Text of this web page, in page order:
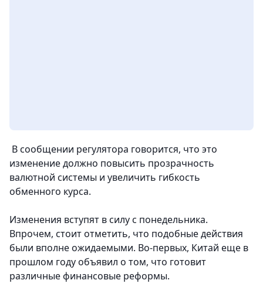
В сообщении регулятора говорится, что это
изменение должно повысить прозрачность
валютной системы и увеличить гибкость
обменного курса.
Изменения вступят в силу с понедельника.
Впрочем, стоит отметить, что подобные действия
были вполне ожидаемыми. Во-первых, Китай еще в
прошлом году объявил о том, что готовит
различные финансовые реформы.